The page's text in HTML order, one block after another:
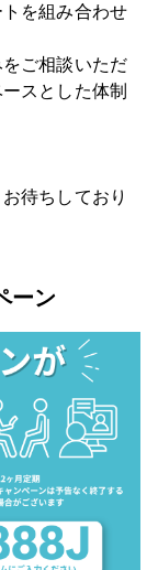
を組み合わせ
ご相談いただ
スとした体制
待ちしており
ーン